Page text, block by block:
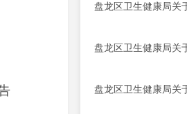
盘龙区卫生健康局关
盘龙区卫生健康局关
盘龙区卫生健康局关